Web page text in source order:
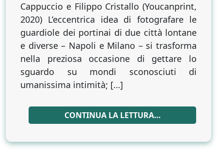
Cappuccio e Filippo Cristallo (Youcanprint,
2020) L’eccentrica idea di fotografare le
guardiole dei portinai di due città lontane
e diverse – Napoli e Milano – si trasforma
nella preziosa occasione di gettare lo
sguardo su mondi sconosciuti di
umanissima intimità; […]
CONTINUA LA LETTURA…